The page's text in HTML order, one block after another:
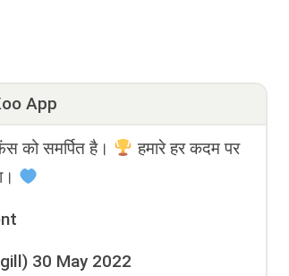
App
को समर्पित है।
हमारे हर कदम पर
30 May 2022